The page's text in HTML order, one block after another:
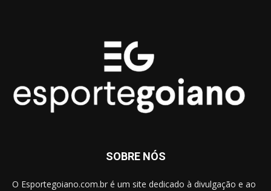
SOBRE NÓS
O Esportegoiano.com.br é um site dedicado à divulgação e ao